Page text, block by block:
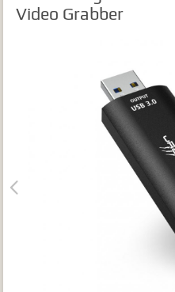
Hírek, akciók
Termék kategóriák
Termék nevek
Termék leírások
Meg kell adnia legalább egy,
Speciális
Video Grabber
